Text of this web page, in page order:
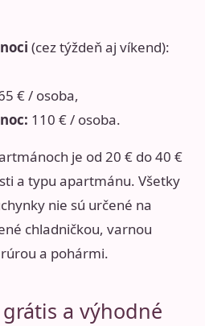
(cez týždeň aj víkend):
€ / osoba,
110 € / osoba.
je od 20 € do 40 €
a typu apartmánu. Všetky
nie sú určené na
chladničkou, varnou
a pohármi.
a výhodné